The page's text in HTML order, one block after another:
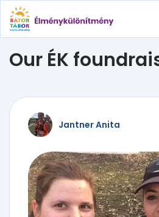
Our ÉK
Jantner Anita